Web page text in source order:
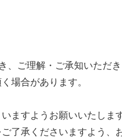
ご理解・ご承知いただき
場合があります。
ますようお願いいたします
了承くださいますよう、